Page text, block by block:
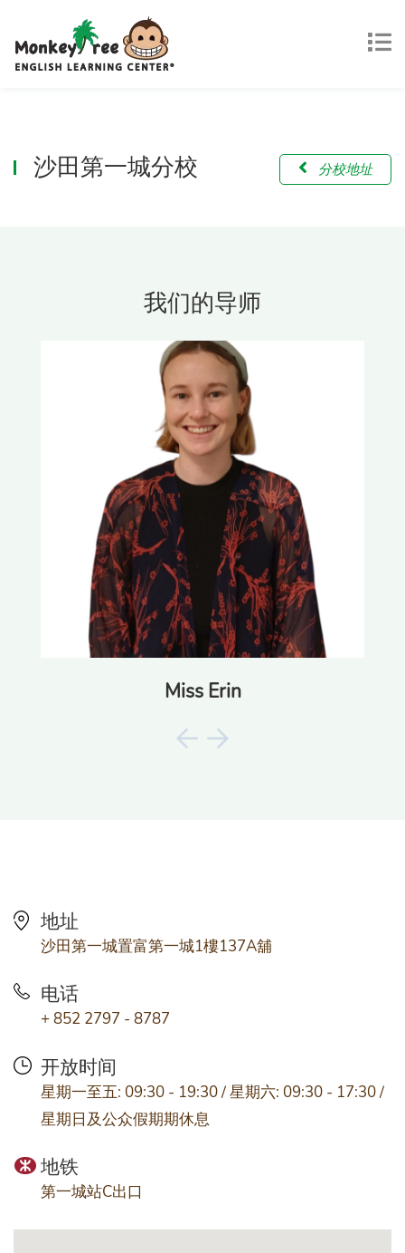
沙田第一城分校 分校地址
我们的导师
Miss Erin
地址
沙田第一城置富第一城1樓137A舖
电话
+ 852 2797 - 8787
开放时间
星期一至五: 09:30 - 19:30 / 星期六: 09:30 - 17:30 /
星期日及公众假期期休息
地铁
第一城站C出口